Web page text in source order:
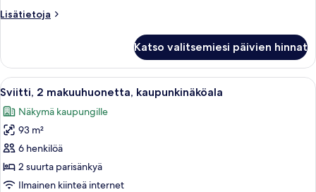
kuvat
Lisätietoja
Lisätietoja
1
suuri
parisänky
Katso valitsemiesi päivien hinnat
Avaa
kaikki
huonetyypin
Sviitti,
2
makuuhuonetta,
kaupunkinäköala
Moderni keittiö, jossa on tummat
7
Sviitti, 2 makuuhuonetta, kaupunkinäköala
Näkymä kaupungille
93 m²
6 henkilöä
2 suurta parisänkyä
Ilmainen kiinteä internet